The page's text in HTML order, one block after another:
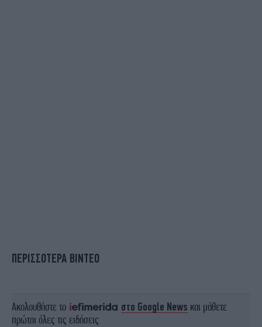
ΠΕΡΙΣΣΟΤΕΡΑ ΒΙΝΤΕΟ
Ακολουθήστε το στο Google News και μάθετε
πρώτοι όλες τις ειδήσεις